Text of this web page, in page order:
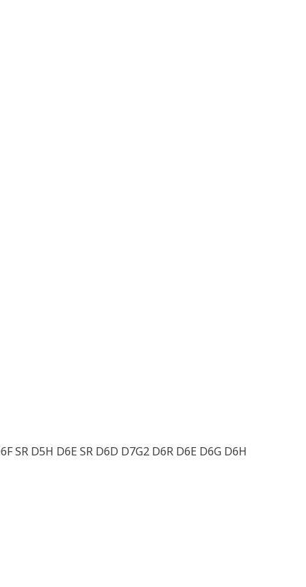
SR D5H D6E SR D6D D7G2 D6R D6E D6G D6H